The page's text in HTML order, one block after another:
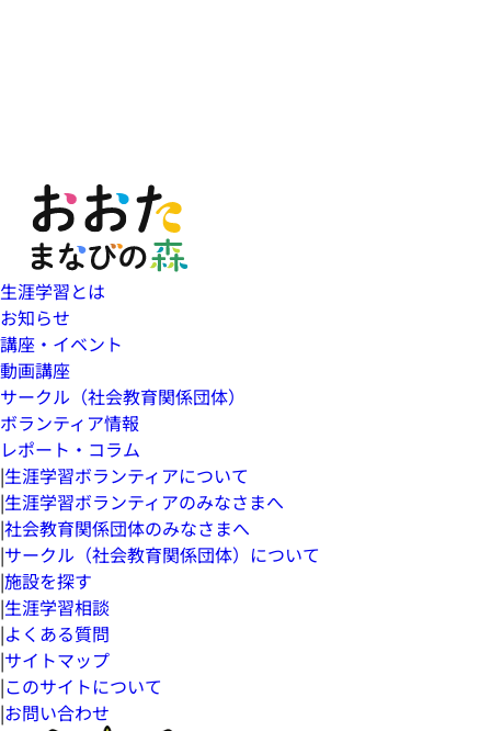
生涯学習とは
お知らせ
講座・イベント
動画講座
サークル（社会教育関係団体）
ボランティア情報
レポート・コラム
|生涯学習ボランティアについて
|生涯学習ボランティアのみなさまへ
|社会教育関係団体のみなさまへ
|サークル（社会教育関係団体）について
|施設を探す
|生涯学習相談
|よくある質問
|サイトマップ
|このサイトについて
|お問い合わせ